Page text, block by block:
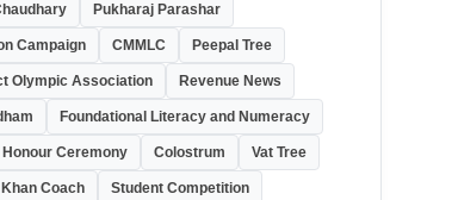
Pukharaj Parashar
Campaign CMMLC Peepal Tree
Olympic Association Revenue News
Foundational Literacy and Numeracy
Honour Ceremony Colostrum Vat Tree
Khan Coach Student Competition